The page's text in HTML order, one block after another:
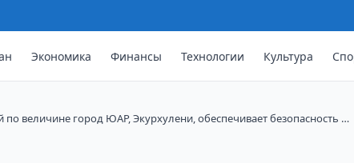
Экономика Финансы Технологии Культура
по величине город ЮАР, Экурхулени, обеспечивает безопасность …